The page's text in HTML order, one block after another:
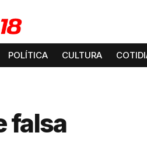
POLÍTICA CULTURA
falsa